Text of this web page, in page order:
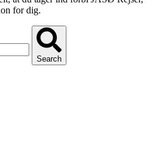
for dig.
Search